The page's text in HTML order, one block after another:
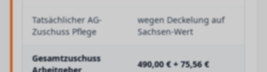
Tatsächlicher AG-
Zuschuss Pflege
wegen Deckelung auf
Sachsen-Wert
Gesamtzuschuss
490,00 € + 75,56 €